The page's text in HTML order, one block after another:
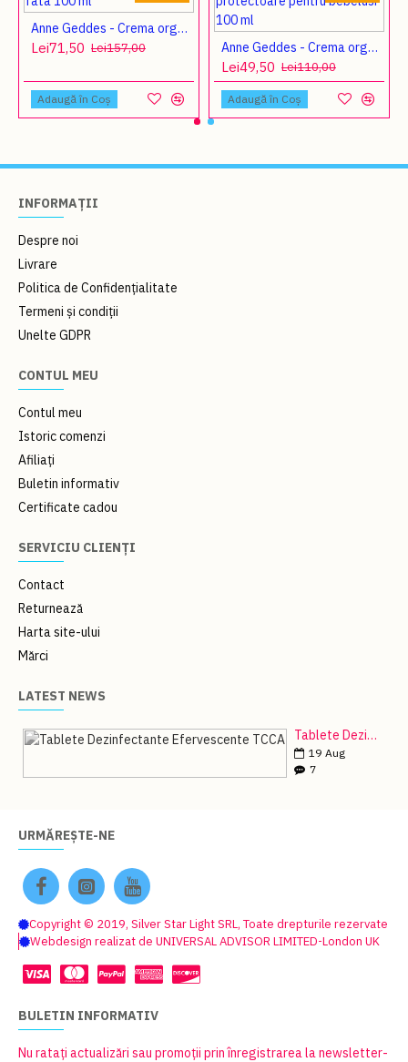
Anne Geddes - Crema organica calmanta de corp si fata 100 ml
Lei71,50 Lei157,00
Adaugă în Coş
Anne Geddes - Crema organica delicata protectoare pentru bebelusi 100 ml
Lei49,50 Lei110,00
Adaugă în Coş
INFORMAȚII
Despre noi
Livrare
Politica de Confidențialitate
Termeni și condiții
Unelte GDPR
CONTUL MEU
Contul meu
Istoric comenzi
Afiliați
Buletin informativ
Certificate cadou
SERVICIU CLIENȚI
Contact
Returnează
Harta site-ului
Mărci
LATEST NEWS
Tablete Dezinfectante Efervescente TCCA
19 Aug
7
URMĂREȘTE-NE
Copyright © 2019, Silver Star Light SRL, Toate drepturile rezervate
Webdesign realizat de UNIVERSAL ADVISOR LIMITED-London UK
BULETIN INFORMATIV
Nu ratați actualizări sau promoții prin înregistrarea la newsletter-